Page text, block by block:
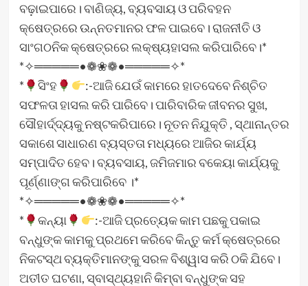
ବଢ଼ାଇପାରେ। ବାଣିଜ୍ୟ, ବ୍ୟବସାୟ ଓ ପରିବହନ
କ୍ଷେତ୍ରରେ ଉନ୍ନତମାନର ଫଳ ପାଇବେ। ରାଜନୀତି ଓ
ସାଂଗଠନିକ କ୍ଷେତ୍ରରେ ଲକ୍ଷ୍ୟହାସଲ କରିପାରିବେ।*
*✧═════•❁❀❁•═════✧*
*
ସିଂହ
:-ଆଜି ଯେଉଁ କାମରେ ହାତଦେବେ ନିଶ୍ଚିତ
ସଫଳତା ହାସଲ କରି ପାରିବେ। ପାରିବାରିକ ଜୀବନର ସୁଖ,
ସୌହାର୍ଦ୍ଦ୍ୟକୁ ନଷ୍ଟକରିପାରେ। ନୂତନ ନିଯୁକ୍ତି , ସ୍ଥାନାନ୍ତର
ସକାଶେ ସାଧାରଣ ବ୍ୟସ୍ତତା ମଧ୍ୟରେ ଆଜିର କାର୍ଯ୍ୟ
ସମ୍ପାଦିତ ହେବ। ବ୍ୟବସାୟ, ଜମିଜମାର ବକେୟା କାର୍ଯ୍ୟକୁ
ପୂର୍ଣ୍ଣାଙ୍ଗ କରିପାରିବେ ।*
*✧═════•❁❀❁•═════✧*
*
କନ୍ୟା
:-ଆଜି ପ୍ରତ୍ୟେକ କାମ ପଛକୁ ପକାଇ
ବନ୍ଧୁଙ୍କ କାମକୁ ପ୍ରଥମେ କରିବେ କିନ୍ତୁ କର୍ମ କ୍ଷେତ୍ରରେ
ନିକଟସ୍ଥ ବ୍ୟକ୍ତିମାନଙ୍କୁ ସରଳ ବିଶ୍ୱାସ କରି ଠକି ଯିବେ।
ଅତୀତ ଘଟଣା, ସ୍ବାସ୍ଥ୍ୟହାନି କିମ୍ବା ବନ୍ଧୁଙ୍କ ସହ